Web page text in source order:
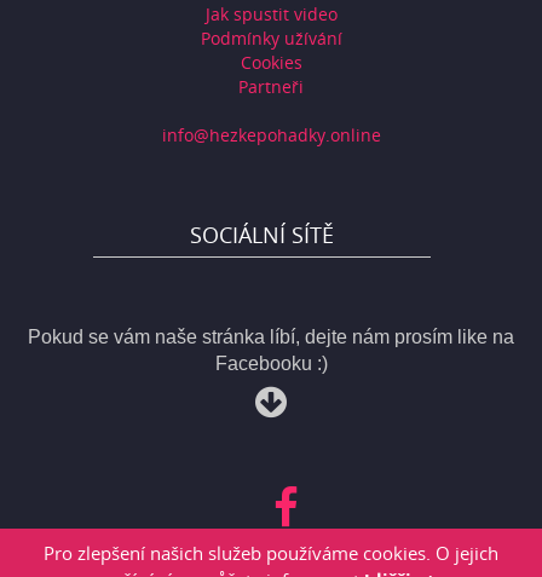
Pro zlepšení našich služeb používáme cookies. O jejich
Jak spustit video
Podmínky užívání
Cookies
Partneři
info@hezkepohadky.online
SOCIÁLNÍ SÍTĚ
Pokud se vám naše stránka líbí, dejte nám prosím like na
Facebooku :)